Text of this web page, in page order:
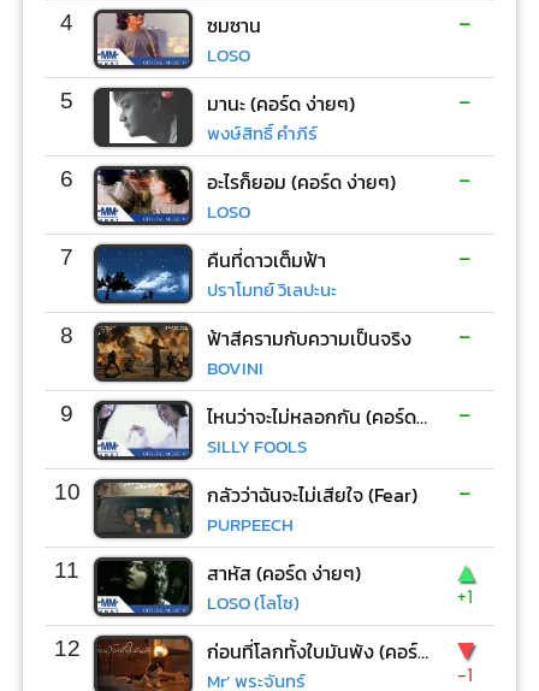
4 ซมซาน
LOSO
-
5 มานะ (คอร์ด ง่ายๆ)
พงษ์สิทธิ์ คำภีร์
-
6 อะไรก็ยอม (คอร์ด ง่ายๆ)
LOSO
-
7 คืนที่ดาวเต็มฟ้า
ปราโมทย์ วิเลปะนะ
-
8 ฟ้าสีครามกับความเป็นจริง
BOVINI
-
9 ไหนว่าจะไม่หลอกกัน (คอร์ด ง่ายๆ)
SILLY FOOLS
-
10 กลัวว่าฉันจะไม่เสียใจ (Fear)
PURPEECH
-
11 สาหัส (คอร์ด ง่ายๆ)
LOSO (โลโซ)
▲
+1
12 ก่อนที่โลกทั้งใบมันพัง (คอร์ด ง่ายๆ)
Mr’ พระจันทร์
▼
-1